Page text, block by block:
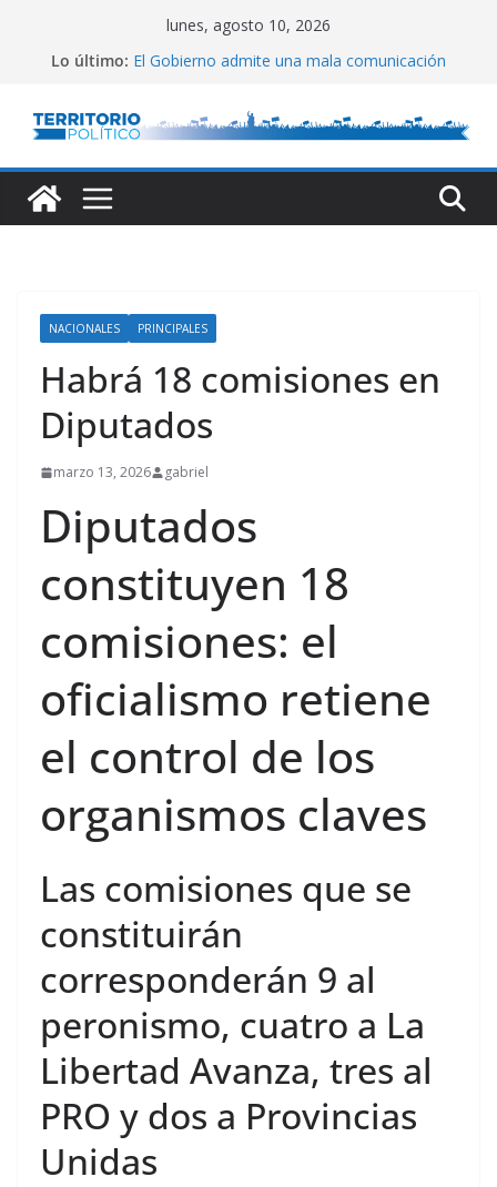
lunes, agosto 10, 2026
Lo último: El Gobierno admite una mala comunicación
Alta inflación en CABA
NACIONALES PRINCIPALES
Habrá 18 comisiones en
Diputados
marzo 13, 2026 gabriel
Diputados
constituyen 18
comisiones: el
oficialismo retiene
el control de los
organismos claves
Las comisiones que se
constituirán
corresponderán 9 al
peronismo, cuatro a La
Libertad Avanza, tres al
PRO y dos a Provincias
Unidas